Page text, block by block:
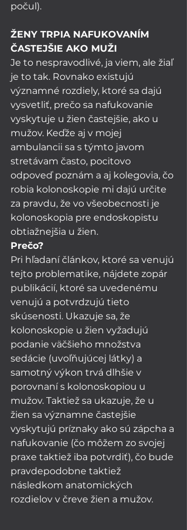
počul).
ŽENY TRPIA NAFUKOVANÍM
ČASTEJŠIE AKO MUŽI
Je to nespravodlivé, ja viem, ale žiaľ
je to tak. Rovnako existujú
významné rozdiely, ktoré sa dajú
vysvetliť, prečo sa nafukovanie
vyskytuje u žien častejšie, ako u
mužov. Keďže aj v mojej
ambulancii sa s týmto javom
stretávam často, pocitovo
odpoveď poznám a aj kolegovia, čo
robia kolonoskopie mi dajú určite
za pravdu, že vo všeobecnosti je
kolonoskopia pre endoskopistu
obtiažnejšia u žien.
Prečo?
Pri hľadaní článkov, ktoré sa venujú
tejto problematike, nájdete zopár
publikácií, ktoré sa uvedenému
venujú a potvrdzujú tieto
skúsenosti. Ukazuje sa, že
kolonoskopie u žien vyžadujú
podanie väčšieho množstva
sedácie (uvoľňujúcej látky) a
samotný výkon trvá dlhšie v
porovnaní s kolonoskopiou u
mužov. Taktiež sa ukazuje, že u
žien sa významne častejšie
vyskytujú príznaky ako sú zápcha a
nafukovanie (čo môžem zo svojej
praxe taktiež iba potvrdiť), čo bude
pravdepodobne taktiež
následkom anatomických
rozdielov v čreve žien a mužov.